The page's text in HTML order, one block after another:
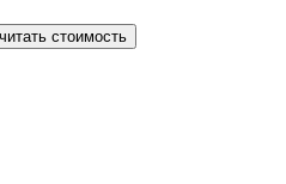
стоимость